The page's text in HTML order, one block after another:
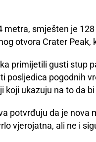
metra, smješten je
otvora Crater
primijetili gusti stup
posljedica pogodnih
koji ukazuju na to da
potvrđuju da je nova
vjerojatna, ali ne i